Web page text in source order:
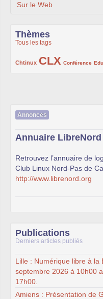
Sur le Web
Thèmes
Tous les tags
Chtinux
222/1002CLX
1002/1002 Conférence
132/1002
119/1002
168/1002
Annonces
Annuaire LibreNord
Retrouvez l’annuaire de
Club Linux Nord-Pas de
http://www.librenord.org
Publications
Derniers articles publiés
Lille : Numérique libre à la
septembre 2026 à 10h00
17h00.
Amiens : Présentation de